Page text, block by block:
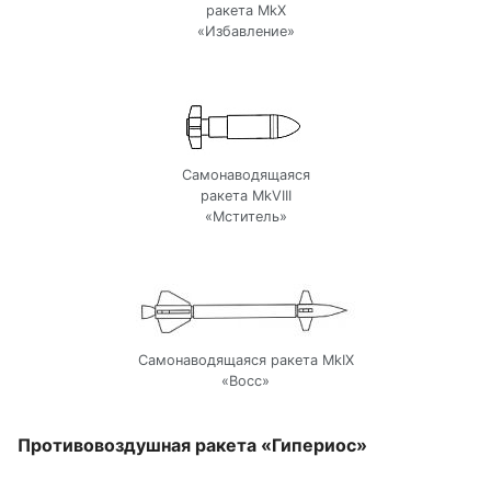
ракета MkX
«Избавление»
Самонаводящаяся
ракета MkVIII
«Мститель»
Самонаводящаяся ракета MkIX
«Восс»
Противовоздушная ракета «Гипериос»